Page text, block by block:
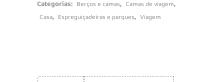
Categorias: Berços e camas, Camas de viagem,
Casa, Espreguiçadeiras e parques, Viagem